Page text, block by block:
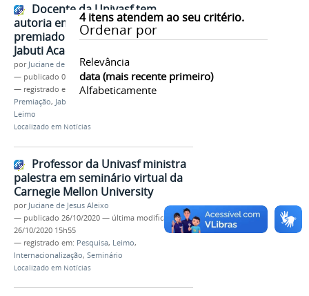
4itens atendem ao seu critério.
Ordenar por
Relevância
data (mais recente primeiro)
Alfabeticamente
Docente da Univasf tem
autoria em capítulo de livro
premiado na 1ª Edição do Prêmio
Jabuti Acadêmico
por Juciane de Jesus Aleixo
— publicado 08/08/2024
— registrado em:
Ciências dos Materiais,
Premiação, Jabuti Acadêmico
Leimo
Localizado em Notícias
Professor da Univasf ministra
palestra em seminário virtual da
Carnegie Mellon University
por Juciane de Jesus Aleixo
— publicado 26/10/2020 — última modificação
26/10/2020 15h55
— registrado em: Pesquisa, Leimo,
Internacionalização, Seminário
Localizado em Notícias